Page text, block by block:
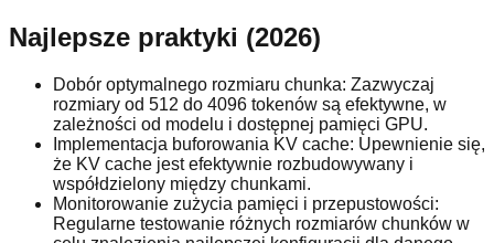
Najlepsze praktyki (2026)
Dobór optymalnego rozmiaru chunka: Zazwyczaj
rozmiary od 512 do 4096 tokenów są efektywne, w
zależności od modelu i dostępnej pamięci GPU.
Implementacja buforowania KV cache: Upewnienie się,
że KV cache jest efektywnie rozbudowywany i
współdzielony między chunkami.
Monitorowanie zużycia pamięci i przepustowości:
Regularne testowanie różnych rozmiarów chunków w